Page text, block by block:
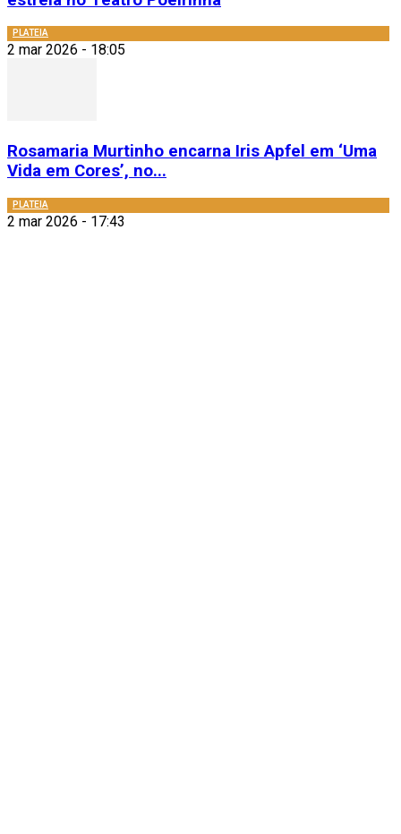
PLATEIA
2 mar 2026 - 18:05
Rosamaria Murtinho encarna Iris Apfel em ‘Uma
Vida em Cores’, no...
PLATEIA
2 mar 2026 - 17:43